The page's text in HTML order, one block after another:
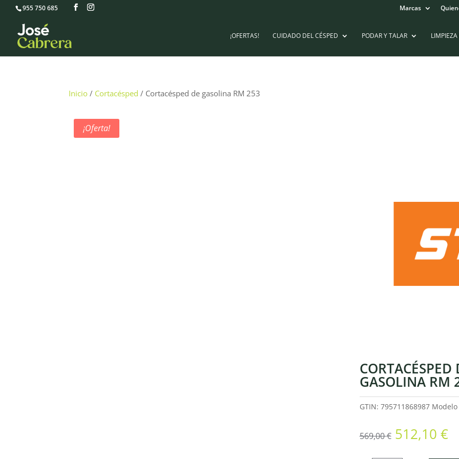
955 750 685 Marcas
¡OFERTAS! CUIDADO DEL CÉSPED PODAR Y TALAR LIMPIEZA
Inicio / Cortacésped / Cortacésped de gasolina RM 253
¡Oferta!
CORTACÉSPED
GASOLINA RM
GTIN: 795711868987 Modelo
569,00€ El
precio
512,10 €El